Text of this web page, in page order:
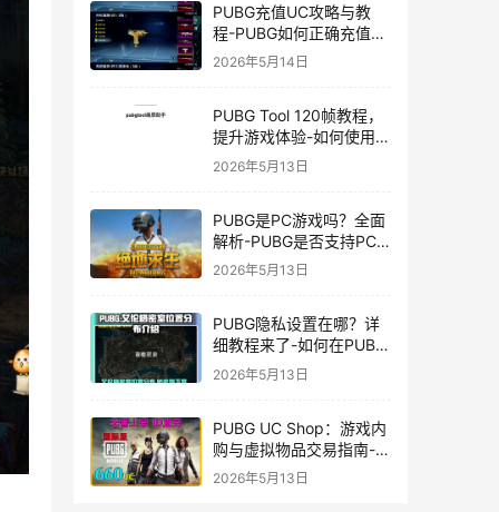
PUBG充值UC攻略与教
程-PUBG如何正确充值
UC获取游戏内货币
2026年5月14日
PUBG Tool 120帧教程，
提升游戏体验-如何使用
PUBG Tool实现120帧流
畅游戏
2026年5月13日
PUBG是PC游戏吗？全面
解析-PUBG是否支持PC
平台及游戏玩法介绍
2026年5月13日
PUBG隐私设置在哪？详
细教程来了-如何在PUBG
中设置隐私选项保护个人
2026年5月13日
PUBG UC Shop：游戏内
购与虚拟物品交易指南-
PUBG UC Shop如何购买
2026年5月13日